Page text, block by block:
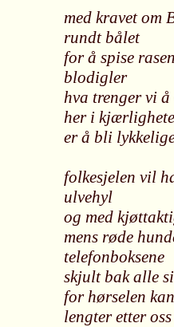
med kravet om
rundt bålet
for å spise
blodigler
hva trenger vi
her i
er å bli
folkesjelen vil
ulvehyl
og med
mens røde
telefonboksene
skjult bak alle
for hørselen
lengter etter